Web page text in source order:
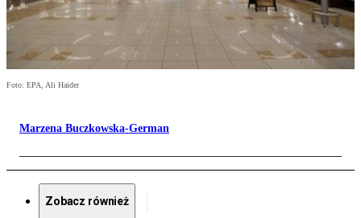
Foto: EPA, Ali Haider
Marzena Buczkowska-German
Zobacz również